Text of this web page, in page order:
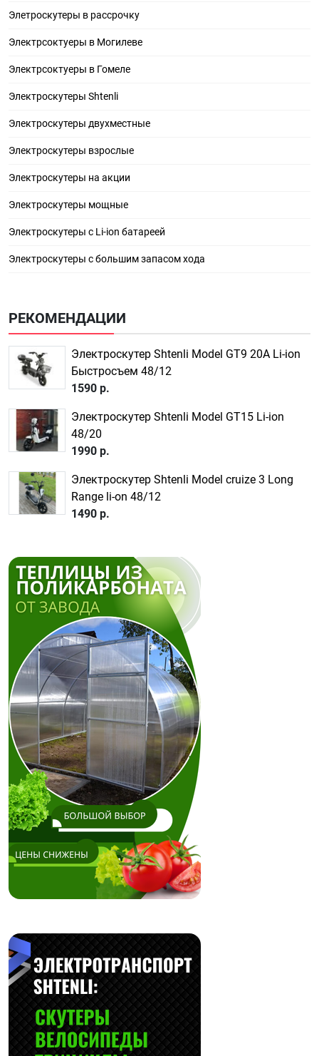
Элетроскутеры в рассрочку
Электрсоктуеры в Могилеве
Электрсоктуеры в Гомеле
Электроскутеры Shtenli
Электроскутеры двухместные
Электроскутеры взрослые
Электроскутеры на акции
Электроскутеры мощные
Электроскутеры с Li-ion батареей
Электроскутеры с большим запасом хода
РЕКОМЕНДАЦИИ
Электроскутер Shtenli Model GT9 20A Li-ion
Быстросъем 48/12
1590 р.
Электроскутер Shtenli Model GT15 Li-ion
48/20
1990 р.
Электроскутер Shtenli Model cruize 3 Long
Range li-on 48/12
1490 р.